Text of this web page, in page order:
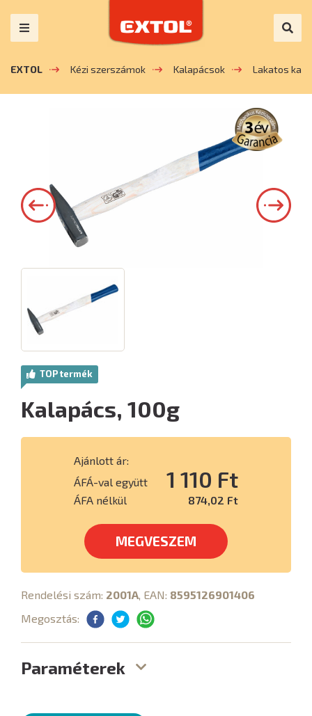
EXTOL Kézi szerszámok Kalapácsok Lakatos
TOP termék
Kalapács, 100g
Ajánlott ár:
ÁFÁ-val együtt
1 110 Ft
ÁFA nélkül 874,02 Ft
MEGVESZEM
Rendelési szám: 2001A , EAN: 8595126901406
Megosztás:
Paraméterek